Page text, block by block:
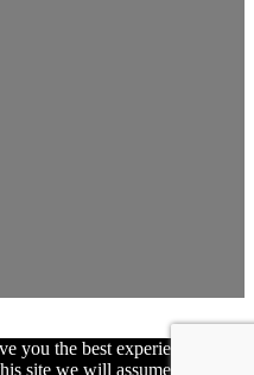
you the best experience on
site we will assume that you